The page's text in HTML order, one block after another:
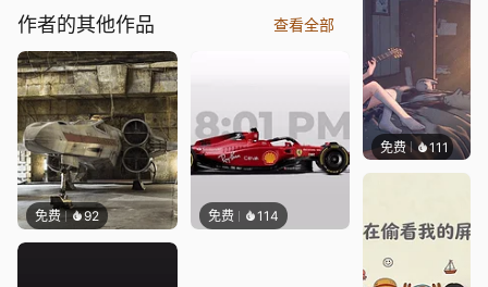
作者的其他作品 查看全部
免费 92 免费 114
免费 111